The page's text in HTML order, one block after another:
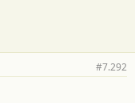
#7.292